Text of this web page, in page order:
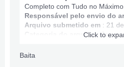
Completo com Tudo no
Responsável pelo envio do
Arquivo submetido em : 21
Categoria do arquivo:Jogos
Click to
Baita